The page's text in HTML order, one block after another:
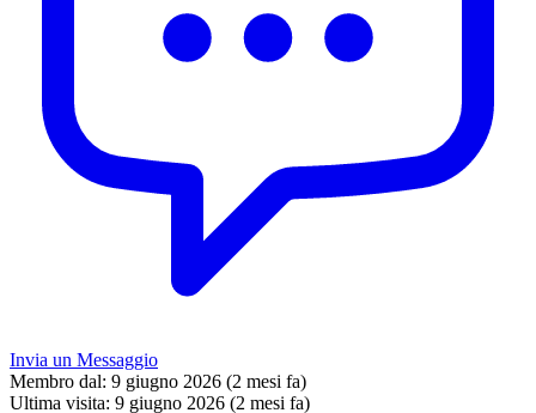
Invia un Messaggio
Membro dal: 9 giugno 2026 (2 mesi fa)
Ultima visita: 9 giugno 2026 (2 mesi fa)